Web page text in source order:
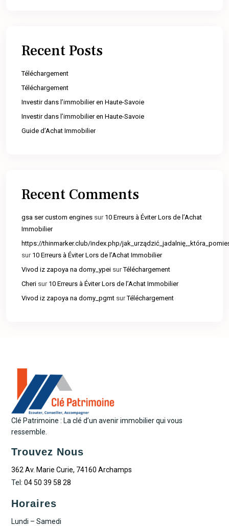
Recent Posts
Téléchargement
Téléchargement
Investir dans l’immobilier en Haute-Savoie
Investir dans l’immobilier en Haute-Savoie
Guide d’Achat Immobilier
Recent Comments
gsa ser custom engines sur 10 Erreurs à Éviter Lors de l’Achat
Immobilier
https://thinmarker.club/index.php/
sur 10 Erreurs à Éviter Lors de l’Achat Immobilier
Vivod iz zapoya na domy_ypei surTéléchargement
Cheri sur 10 Erreurs à Éviter Lors de l’Achat Immobilier
Vivod iz zapoya na domy_pgmt surTéléchargement
Clé Patrimoine : La clé d’un avenir immobilier qui vous
ressemble.
Trouvez Nous
362 Av. Marie Curie, 74160 Archamps
Tel:04 50 39 58 28
Horaires
Lundi – Samedi